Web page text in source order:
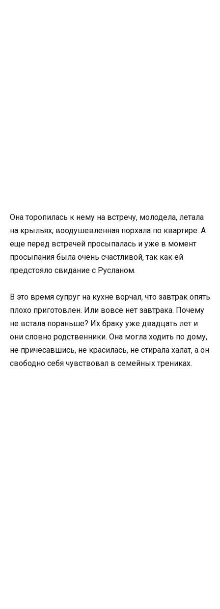
Она торопилась к нему на встречу, молодела, летала
на крыльях, воодушевленная порхала по квартире. А
еще перед встречей просыпалась и уже в момент
просыпания была очень счастливой, так как ей
предстояло свидание с Русланом.
В это время супруг на кухне ворчал, что завтрак опять
плохо приготовлен. Или вовсе нет завтрака. Почему
не встала пораньше? Их браку уже двадцать лет и
они словно родственники. Она могла ходить по дому,
не причесавшись, не красилась, не стирала халат, а он
свободно себя чувствовал в семейных трениках.